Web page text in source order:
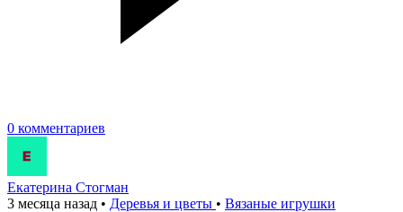
0 комментариев
Екатерина Стогман
3 месяца назад • Деревья и цветы • Вязаные игрушки